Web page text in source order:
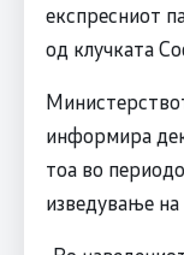
експресниот
од клучката
информира
тоа во
изведување